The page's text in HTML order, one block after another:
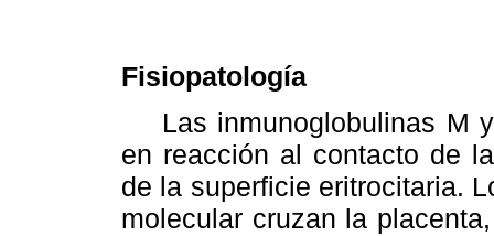
Fisiopatología
Las inmunoglobulinas M
en reacción al contacto de
de la superficie eritrocitaria.
molecular cruzan la